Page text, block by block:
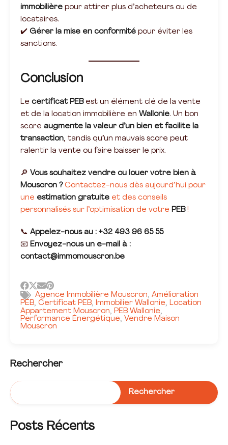
immobilière pour attirer plus d’acheteurs ou de
locataires.
✔️ Gérer la mise en conformité pour éviter les
sanctions.
Conclusion
Le certificat PEBest un élément clé de la vente
et de la location immobilière en Wallonie. Un bon
score augmente la valeur d’un bien et facilite la
transaction, tandis qu’un mauvais score peut
ralentir la vente ou faire baisser le prix.
🔎 Vous souhaitez vendre ou louer votre bien à
Mouscron ? Contactez-nous dès aujourd’hui pour
une estimation gratuite et des conseils
personnalisés sur l’optimisation de votre PEB!
📞 Appelez-nous au : +32 493 96 65 55
📧 Envoyez-nous un e-mail à :
contact@immomouscron.be
Agence Immobilière Mouscron, Amélioration
PEB, Certificat PEB, Immobilier Wallonie, Location
Appartement Mouscron, PEB Wallonie,
Performance Énergétique, Vendre Maison
Mouscron
Rechercher
Rechercher
Posts Récents